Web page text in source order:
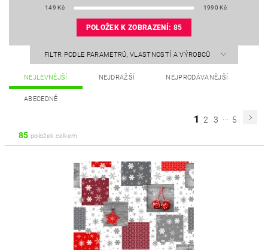
149 Kč 1990 Kč
POLOŽEK K ZOBRAZENÍ: 85
FILTR PODLE PARAMETRŮ, VLASTNOSTÍ A VÝROBCŮ
NEJLEVNĚJŠÍ NEJDRAŽŠÍ NEJPRODÁVANĚJŠÍ
ABECEDNĚ
1 2 3 ... 5
85 položek celkem